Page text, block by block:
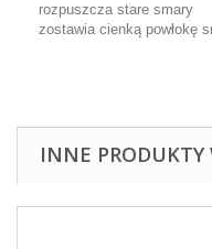
rozpuszcza stare smary
zostawia cienką powłokę
INNE PRODUKTY